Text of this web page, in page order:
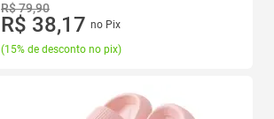
R$ 79,90
R$ 38,17 no Pix
(15% de desconto no pix)